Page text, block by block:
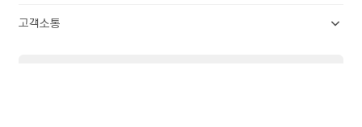
사업실명제
사회S
뉴스룸
고객소통